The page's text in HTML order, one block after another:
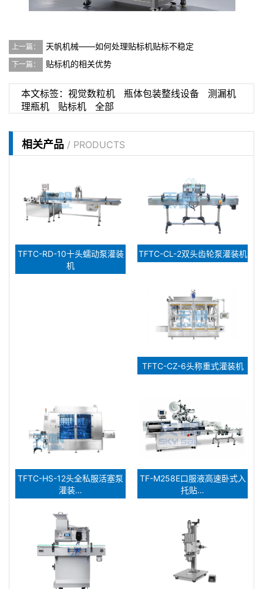
上一篇： 天帆机械——如何处理贴标机贴标不稳定
下一篇： 贴标机的相关优势
本文标签： 视觉数粒机 瓶体包装整线设备
测漏机
理瓶机
贴标机 全部
相关产品 / PRODUCTS
TFTC-RD-10十头蠕动泵灌装
机
TFTC-CL-2双头齿轮泵灌装机
TFTC-CZ-6头称重式灌装机
TFTC-HS-12头全私服活塞泵
灌装…
TF-M258E口服液高速卧式入
托贴…